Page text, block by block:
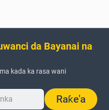
da Bayanai na
kada ka rasa wani
Raƙe'a